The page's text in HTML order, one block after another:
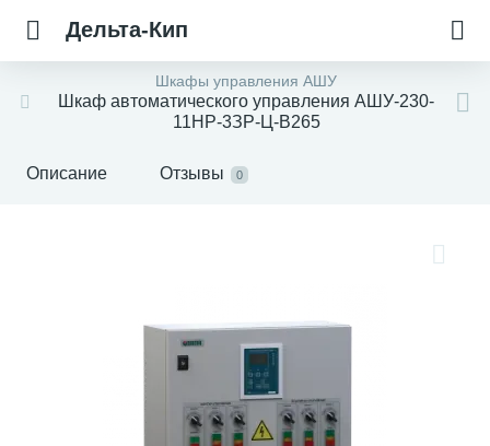
Дельта-Кип
Шкафы управления АШУ
Шкаф автоматического управления АШУ-230-
11НР-3ЗР-Ц-В265
Описание Отзывы 0